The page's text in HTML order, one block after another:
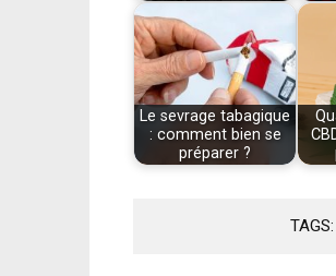
Le sevrage tabagique
: comment bien se
préparer ?
TAGS: